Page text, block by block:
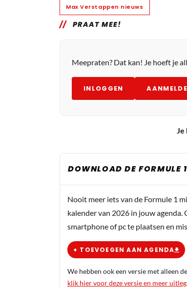
Max Verstappen nieuws
PRAAT MEE!
Meepraten? Dat kan! Je hoeft je
INLOGGEN
Je
DOWNLOAD DE FORMULE
Nooit meer iets van de Formule 1
kalender van 2026 in jouw
smartphone of pc te plaatsen en
+ TOEVOEGEN AAN AGENDA
We hebben ook een versie met alleen
klik hier voor deze versie en meer uitleg